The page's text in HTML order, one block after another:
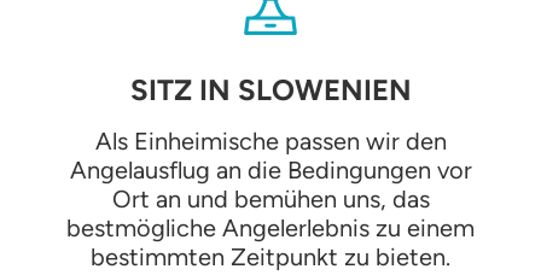
SITZ IN SLOWENIEN
Als Einheimische passen wir den
Angelausflug an die Bedingungen vor
Ort an und bemühen uns, das
bestmögliche Angelerlebnis zu einem
bestimmten Zeitpunkt zu bieten.